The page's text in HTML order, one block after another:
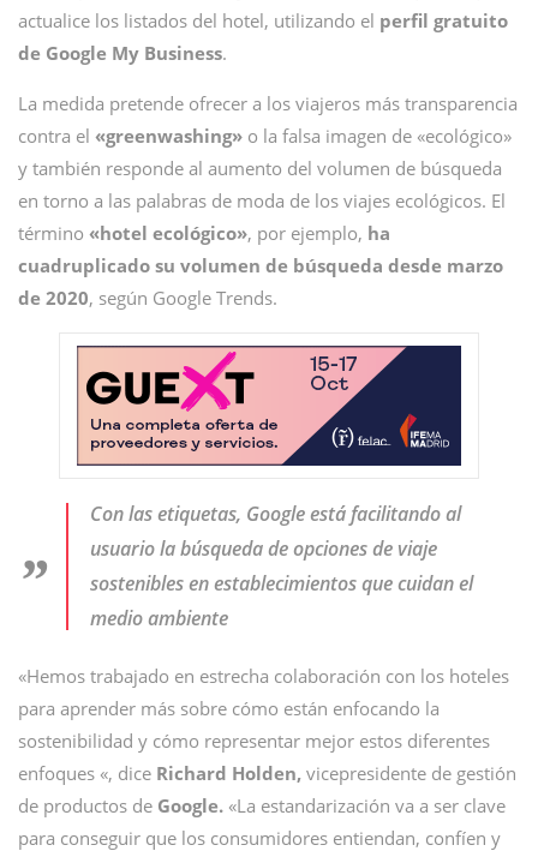
actualice los listados del hotel, utilizando el perfil gratuito
de Google My Business.
La medida pretende ofrecer a los viajeros más transparencia
contra el «greenwashing» o la falsa imagen de «ecológico»
y también responde al aumento del volumen de búsqueda
en torno a las palabras de moda de los viajes ecológicos. El
término «hotel ecológico», por ejemplo, ha
cuadruplicado su volumen de búsqueda desde marzo
de 2020, según Google Trends.
Con las etiquetas, Google está facilitando al
usuario la búsqueda de opciones de viaje
sostenibles en establecimientos que cuidan el
medio ambiente
«Hemos trabajado en estrecha colaboración con los hoteles
para aprender más sobre cómo están enfocando la
sostenibilidad y cómo representar mejor estos diferentes
enfoques «, dice Richard Holden, vicepresidente de gestión
de productos de Google. «La estandarización va a ser clave
para conseguir que los consumidores entiendan, confíen y